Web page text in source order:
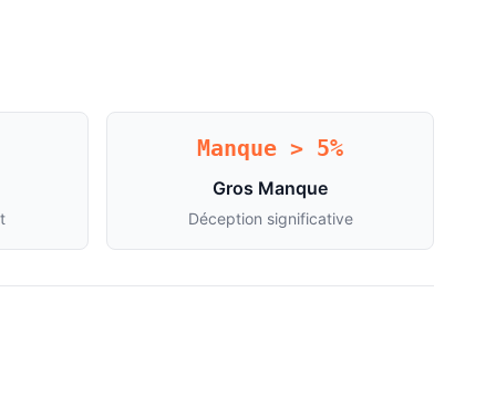
Manque > 5%
Gros Manque
Déception significative